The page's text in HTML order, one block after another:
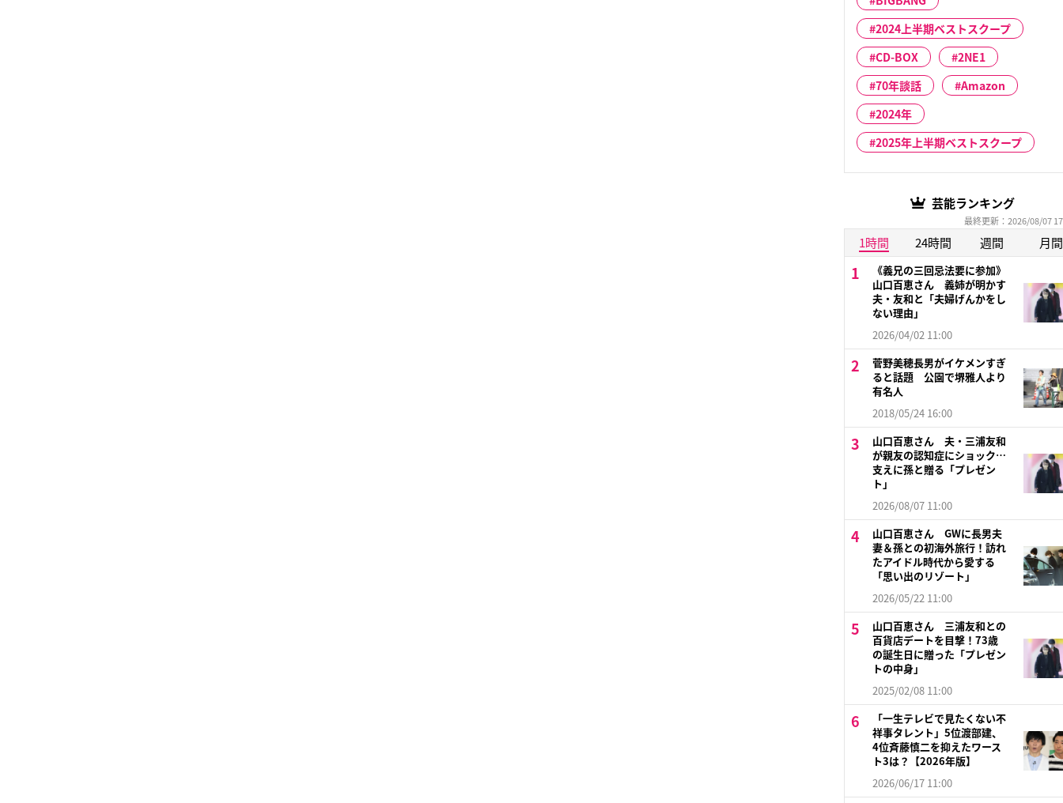
2024上半期ベストスクープ
CD-BOX
2NE1
70年談話
Amazon
2024年
2025年上半期ベストスクープ
芸能ランキング
最終更新：2026/08/07
1時間 24時間 週間 月間
《義兄の三回忌法要に参加》
山口百恵さん 義姉が明かす
夫・友和と「夫婦げんかをし
ない理由」
2026/04/02 11:00
菅野美穂長男がイケメンすぎ
ると話題 公園で堺雅人より
有名人
2018/05/24 16:00
山口百恵さん 夫・三浦友和
が親友の認知症にショック…
支えに孫と贈る「プレゼン
ト」
2026/08/07 11:00
山口百恵さん GWに長男夫
妻＆孫との初海外旅行！訪れ
たアイドル時代から愛する
「思い出のリゾート」
2026/05/22 11:00
山口百恵さん 三浦友和との
百貨店デートを目撃！73歳
の誕生日に贈った「プレゼン
トの中身」
2025/02/08 11:00
「一生テレビで見たくない不
祥事タレント」5位渡部建、
4位斉藤慎二を抑えたワース
ト3は？【2026年版】
2026/06/17 11:00